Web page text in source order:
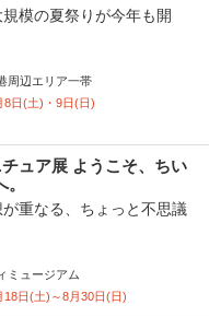
模の夏祭りが今年も開
周辺エリア一帯
8日(土)・9日(日)
ュア展 ようこそ、ちい
重なる、ちょっと不思議
ミュージアム
18日(土)～8月30日(日)